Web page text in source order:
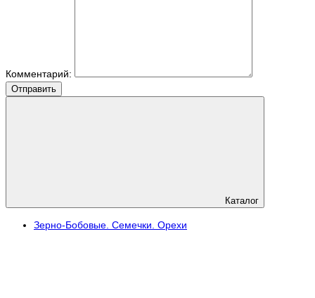
Комментарий:
Отправить
Каталог
Зерно-Бобовые. Семечки. Орехи